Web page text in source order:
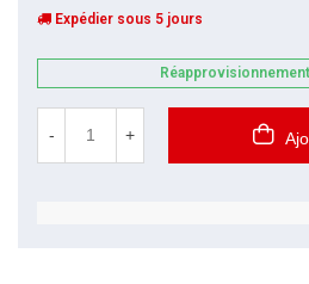
Expédier sous 5 jours
- +